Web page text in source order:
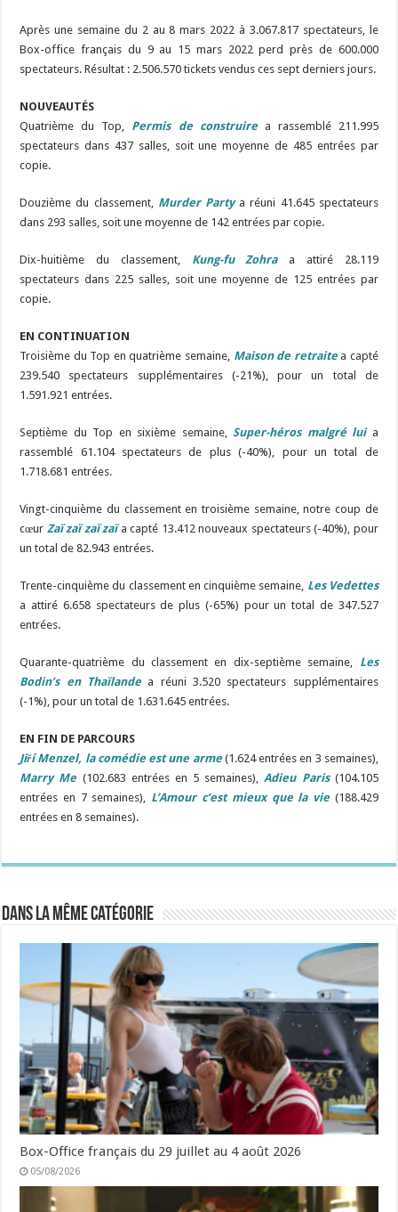
Après une semaine du 2 au 8 mars 2022 à 3.067.817 spectateurs, le
Box-office français du 9 au 15 mars 2022 perd près de 600.000
spectateurs. Résultat : 2.506.570 tickets vendus ces sept derniers jours.
NOUVEAUTÉS
Quatrième du Top, Permis de construire
a rassemblé 211.995
spectateurs dans 437 salles, soit une moyenne de 485 entrées par
copie.
Douzième du classement, Murder Party a réuni 41.645 spectateurs
dans 293 salles, soit une moyenne de 142 entrées par copie.
Dix-huitième du classement, Kung-fu Zohra
a attiré 28.119
spectateurs dans 225 salles, soit une moyenne de 125 entrées par
copie.
EN CONTINUATION
Troisième du Top en quatrième semaine, Maison de retraite a capté
239.540 spectateurs supplémentaires (-21%), pour un total de
1.591.921 entrées.
Septième du Top en sixième semaine, Super-héros malgré luia
rassemblé 61.104 spectateurs de plus (-40%), pour un total de
1.718.681 entrées.
Vingt-cinquième du classement en troisième semaine, notre coup de
cœur Zaï zaï zaï zaï a capté 13.412 nouveaux spectateurs (-40%), pour
un total de 82.943 entrées.
Trente-cinquième du classement en cinquième semaine, Les Vedettes
a attiré 6.658 spectateurs de plus (-65%) pour un total de 347.527
entrées.
Quarante-quatrième du classement en dix-septième semaine, Les
Bodin’s en Thaïlandea réuni 3.520 spectateurs supplémentaires
(-1%), pour un total de 1.631.645 entrées.
EN FIN DE PARCOURS
Jiří Menzel, la comédie est une arme(1.624 entrées en 3 semaines),
Marry Me (102.683 entrées en 5 semaines),Adieu Paris (104.105
entrées en 7 semaines), L’Amour c’est mieux que la vie (188.429
entrées en 8 semaines).
Dans la même catégorie
Box-Office français du 29 juillet au 4 août 2026
05/08/2026